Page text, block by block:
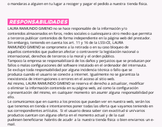
o mandaras a alguien en tu lugar a recoger y pagar el pedido a nuestra tienda física.
RESPONSABILIDADES
LAURA RAIMUNDO GIMENO no se hace responsable de la información y/o
contenidos almacenados en foros, redes sociales o cualesquiera otro medio que permita
a terceros publicar contenidos de forma independiente en la página web del prestador.
Sin embargo, teniendo en cuenta los art. 11 y 16 de la LSSI-CE, LAURA
RAIMUNDO GIMENO se compromete a la retirada o en su caso bloqueo de
aquellos contenidos que pudieran afectar o contravenir la legislación nacional o
internacional, derechos de terceros o la moral y el orden público.
Tampoco la empresa se responsabilizará de los daños y perjuicios que se produzcan por
fallos o malas configuraciones del software instalado en el ordenador del internauta.
Se excluye toda responsabilidad por alguna incidencia técnica o fallo que se
produzca cuando el usuario se conecte a internet. Igualmente no se garantiza la
inexistencia de interrupciones o errores en el acceso al sitio web.
Así mismo, LAURA RAIMUNDO GIMENO se reserva el derecho a actualizar, modificar
o eliminar la información contenida en su página web, así como la configuración
o presentación del mismo, en cualquier momento sin asumir alguna responsabilidad por
ello.
Le comunicamos que en cuanto a los precios que puedan ver en nuestra web, serán los
que tenemos en tienda e intentaremos poner todas las oferta que vayamos teniendo en
sus correspondientes artículos. Si el usuario desea saber con exactitud si un/varios
productos cuentan con alguna oferta en el momento actual y de la cual
pudiesen beneficiarse habréis de acudir a la nuestra tienda física o bien enviarnos un e-
mail.